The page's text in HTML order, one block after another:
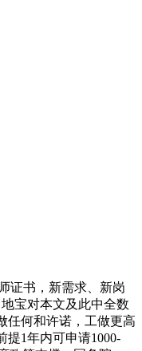
书，新需求、新岗
宝对本文及此中全数
任何和许诺，工做更高
提1年内可申请1000-